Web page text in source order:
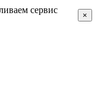
сервис
×